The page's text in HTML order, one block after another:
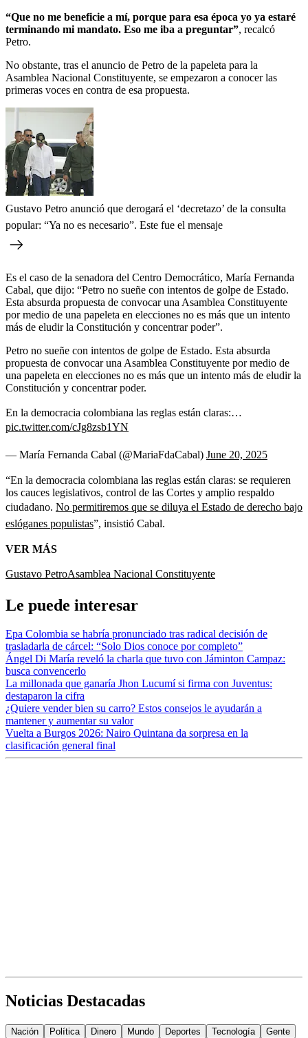
“Que no me beneficie a mí, porque para esa época yo ya estaré
terminando mi mandato. Eso me iba a preguntar”, recalcó
Petro.
No obstante, tras el anuncio de Petro de la papeleta para la
Asamblea Nacional Constituyente, se empezaron a conocer las
primeras voces en contra de esa propuesta.
Gustavo Petro anunció que derogará el ‘decretazo’ de la consulta
popular: “Ya no es necesario”. Este fue el mensaje
Es el caso de la senadora del Centro Democrático, María Fernanda
Cabal, que dijo: “Petro no sueñe con intentos de golpe de Estado.
Esta absurda propuesta de convocar una Asamblea Constituyente
por medio de una papeleta en elecciones no es más que un intento
más de eludir la Constitución y concentrar poder”.
Petro no sueñe con intentos de golpe de Estado. Esta absurda
propuesta de convocar una Asamblea Constituyente por medio de
una papeleta en elecciones no es más que un intento más de eludir la
Constitución y concentrar poder.
En la democracia colombiana las reglas están claras:…
pic.twitter.com/cJg8zsb1YN
— María Fernanda Cabal (@MariaFdaCabal) June 20, 2025
“En la democracia colombiana las reglas están claras: se requieren
los cauces legislativos, control de las Cortes y amplio respaldo
ciudadano. No permitiremos que se diluya el Estado de derecho bajo
eslóganes populistas”, insistió Cabal.
VER MÁS
Gustavo PetroAsamblea Nacional Constituyente
Le puede interesar
Epa Colombia se habría pronunciado tras radical decisión de
trasladarla de cárcel: “Solo Dios conoce por completo”
Ángel Di María reveló la charla que tuvo con Jáminton Campaz:
busca convencerlo
La millonada que ganaría Jhon Lucumí si firma con Juventus:
destaparon la cifra
¿Quiere vender bien su carro? Estos consejos le ayudarán a
mantener y aumentar su valor
Vuelta a Burgos 2026: Nairo Quintana da sorpresa en la
clasificación general final
Noticias Destacadas
Nación Política Dinero Mundo Deportes Tecnología Gente